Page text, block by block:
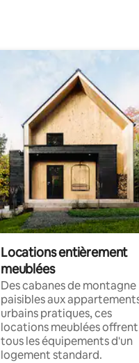
Locations entièrement
meublées
Des cabanes de montagne
paisibles aux
urbains pratiques, ces
locations meublées offrent
tous les équipements d'un
logement standard.